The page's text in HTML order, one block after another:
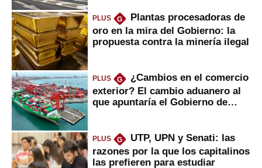
PLUS G
Plantas procesadoras de
oro en la mira del Gobierno: la
propuesta contra la minería ilegal
PLUS G
¿Cambios en el comercio
exterior? El cambio aduanero al
que apuntaría el Gobierno de
PLUS G
UTP, UPN y Senati: las
razones por la que los capitalinos
las prefieren para estudiar